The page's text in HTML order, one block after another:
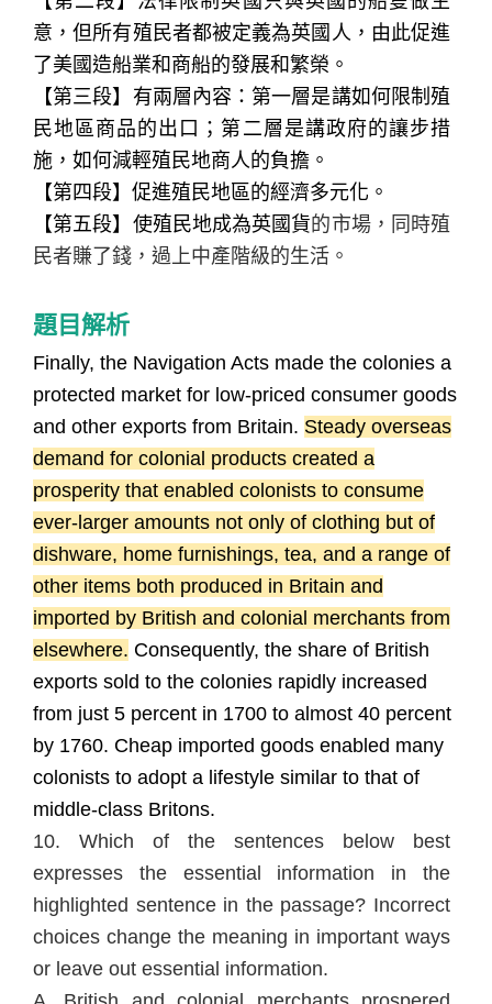
意，但所有殖民者都被定義為英國人，由此促進
了美國造船業和商船的發展和繁榮。
【第三段】 有兩層內容：第一層是講如何限制殖
民地區商品的出口；第二層是講政府的讓步措
施，如何減輕殖民地商人的負擔。
【第四段】 促進殖民地區的經濟多元化。
【第五段】 使殖民地成為英國貨的市場，同時殖
民者賺了錢，過上中產階級的生活。
題目解析
Finally, the Navigation Acts made the colonies a
protected market for low-priced consumer goods
and other exports from Britain. Steady overseas
demand for colonial products created a
prosperity that enabled colonists to consume
ever-larger amounts not only of clothing but of
dishware, home furnishings, tea, and a range of
other items both produced in Britain and
imported by British and colonial merchants from
elsewhere. Consequently, the share of British
exports sold to the colonies rapidly increased
from just 5 percent in 1700 to almost 40 percent
by 1760. Cheap imported goods enabled many
colonists to adopt a lifestyle similar to that of
middle-class Britons.
10. Which of the sentences below best
expresses the essential information in the
highlighted sentence in the passage? Incorrect
choices change the meaning in important ways
or leave out essential information.